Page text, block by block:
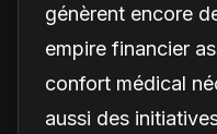
génèrent encore
empire financier
confort médical
aussi des